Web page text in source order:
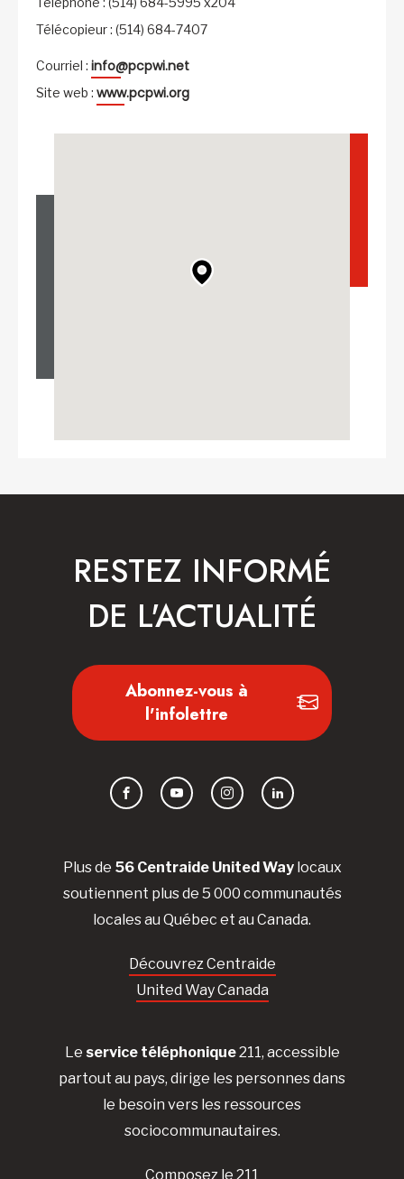
Télécopieur : (514) 684-7407
Courriel : info@pcpwi.net
Site web : www.pcpwi.org
Plus de 56 Centraide United Waylocaux
soutiennent plus de 5 000 communautés
locales au Québec et au Canada.
Découvrez Centraide
United Way Canada
Le service téléphonique211, accessible
partout au pays, dirige les personnes dans
le besoin vers les ressources
sociocommunautaires.
Composez le 211
RESTEZ INFORMÉ
DE L'ACTUALITÉ
Abonnez-vous à
l'infolettre
FacebookYouTubeInstagramLinkedIn